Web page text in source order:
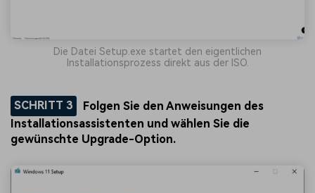
Die Datei Setup.exe startet den eigentlichen
Installationsprozess direkt aus der ISO.
SCHRITT 3
Folgen Sie den Anweisungen des
Installationsassistenten und wählen Sie die
gewünschte Upgrade-Option.